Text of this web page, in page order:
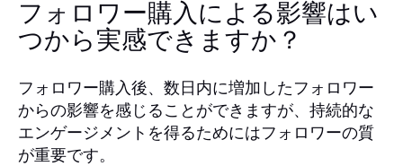
フォロワー購入による影響はい
つから実感できますか？
フォロワー購入後、数日内に増加したフォロワー
からの影響を感じることができますが、持続的な
エンゲージメントを得るためにはフォロワーの質
が重要です。